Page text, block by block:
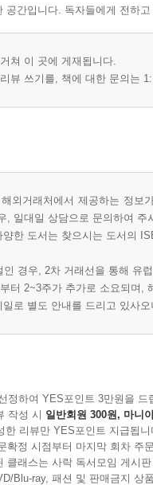
공간입니다. 독자들에게 전하
쳐 이 곳에 게재됩니다.
뷰 쓰기를, 책에 대한 문의는
외거래처에서 제공하는 정
, 일대일 상담으로 문의하여 주
한 도서는 찾으시는 도서의
인 경우, 2차 거래선을 통해 유
터 2~3주가 추가로 소요되며,
로 별도 안내를 드리고 있사
정하여 YES포인트 3만원을 드
작성 시 일반회원 300원, 마니
한 리뷰만 YES포인트 지급됩니
확정 시점부터 마지막 회차 주
클래스는 사락 독서모임 게시
Blu-ray, 패션 및 판매금지 상